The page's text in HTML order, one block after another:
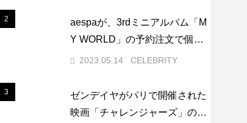
2
aespaが、3rdミニアルバム「M
Y WORLD」の予約注文で個人
最高記録を更新し、K-POPガー
達成しました。
2023.05.14 CELEBRITY
3
ゼンデイヤがパリで開催された
映画「チャレンジャーズ」のプ